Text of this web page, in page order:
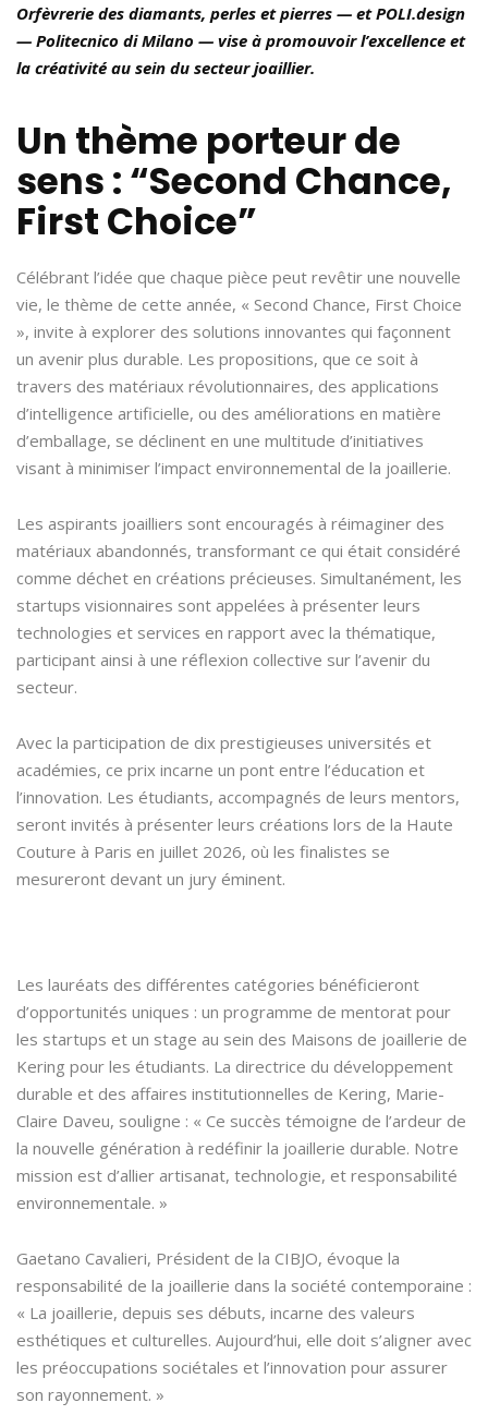
Orfèvrerie des diamants, perles et pierres — et POLI.design
— Politecnico di Milano — vise à promouvoir l’excellence et
la créativité au sein du secteur joaillier.
Un thème porteur de
sens : “Second Chance,
First Choice”
Célébrant l’idée que chaque pièce peut revêtir une nouvelle
vie, le thème de cette année, « Second Chance, First Choice
», invite à explorer des solutions innovantes qui façonnent
un avenir plus durable. Les propositions, que ce soit à
travers des matériaux révolutionnaires, des applications
d’intelligence artificielle, ou des améliorations en matière
d’emballage, se déclinent en une multitude d’initiatives
visant à minimiser l’impact environnemental de la joaillerie.
Les aspirants joailliers sont encouragés à réimaginer des
matériaux abandonnés, transformant ce qui était considéré
comme déchet en créations précieuses. Simultanément, les
startups visionnaires sont appelées à présenter leurs
technologies et services en rapport avec la thématique,
participant ainsi à une réflexion collective sur l’avenir du
secteur.
Avec la participation de dix prestigieuses universités et
académies, ce prix incarne un pont entre l’éducation et
l’innovation. Les étudiants, accompagnés de leurs mentors,
seront invités à présenter leurs créations lors de la Haute
Couture à Paris en juillet 2026, où les finalistes se
mesureront devant un jury éminent.
Les lauréats des différentes catégories bénéficieront
d’opportunités uniques : un programme de mentorat pour
les startups et un stage au sein des Maisons de joaillerie de
Kering pour les étudiants. La directrice du développement
durable et des affaires institutionnelles de Kering, Marie-
Claire Daveu, souligne : « Ce succès témoigne de l’ardeur de
la nouvelle génération à redéfinir la joaillerie durable. Notre
mission est d’allier artisanat, technologie, et responsabilité
environnementale. »
Gaetano Cavalieri, Président de la CIBJO, évoque la
responsabilité de la joaillerie dans la société contemporaine :
« La joaillerie, depuis ses débuts, incarne des valeurs
esthétiques et culturelles. Aujourd’hui, elle doit s’aligner avec
les préoccupations sociétales et l’innovation pour assurer
son rayonnement. »